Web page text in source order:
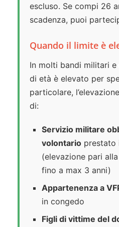
escluso. Se compi 26
scadenza, puoi
Quando il limite è
In molti bandi militari
di età è elevato per
particolare,
di:
Servizio militare
volontario prestato
(elevazione pari
fino a max 3 anni)
Appartenenza a
in congedo
Figli di vittime del